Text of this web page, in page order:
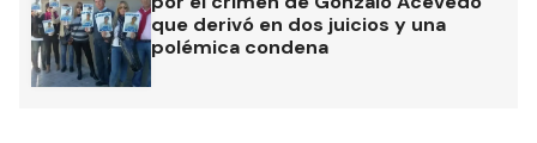
que derivó en dos juicios y una
polémica condena